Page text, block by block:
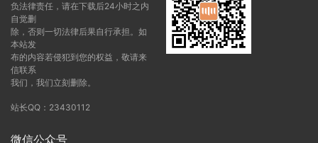
负法律责任，请在下载后24小时之内
自觉删
除，否则一切法律后果自行承担。如
本站发
布的内容若侵犯到您的权益，敬请来
信联系
我们，我们立刻删除。
站长QQ：23430112
微信公众号